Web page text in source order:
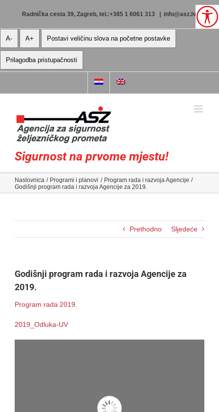
Radnička cesta 39, Zagreb, tel.:+385 1 6061 313 info@asz.hr
A- A+ Postavi veličinu slova na početne postavke
Prilagodba pristupačnosti
Sigurnost na prvome mjestu!
Naslovnica Programi i planovi
Program rada i razvoja Agencije
Godišnji program rada i razvoja Agencije za 2019.
Prethodno Sljedeće
Godišnji program rada i razvoja Agencije za
2019.
Program rada 2019.
2019_Odluka-UV